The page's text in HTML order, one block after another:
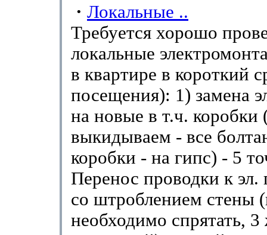
· Локальные ..
Требуется хорошо
локальные
в квартире в короткий
посещения): 1) замена
на новые в т.ч. коробки
выкидываем - все
коробки - на гипс) - 5
Перенос проводки к эл.
со штроблением стены
необходимо спрятать,